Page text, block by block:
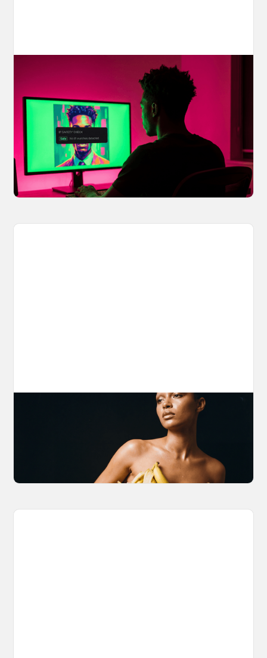
Your AI Creations, Protected: How
OpenArt's IP Safety Check Keeps
Creators Safe
You made something you love, but is it safe to
share? OpenArt's IP Safety Check, powered
by CopySight, lets you scan your creations for
potential IP issues before they leave your
hands.
April 2, 2026
The Nano Banana 2 Handbook
Brian from Litany of Ignition gives a hands-on
breakdown of what Gemini 2.0 Flash Image
can actually do, with the prompts to prove it.